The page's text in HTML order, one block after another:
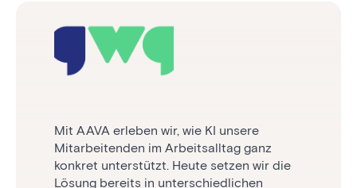
Mit AAVA erleben wir, wie KI unsere
Mitarbeitenden im Arbeitsalltag ganz
konkret unterstützt. Heute setzen wir die
Lösung bereits in unterschiedlichen
Wir wollten nicht einfach zusätzliche Tools